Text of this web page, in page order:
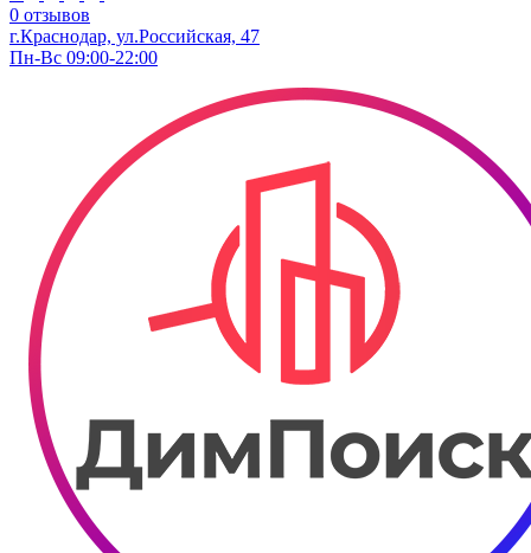
0 отзывов
г.Краснодар, ул.​Российская, 47
Пн-Вс 09:00-22:00